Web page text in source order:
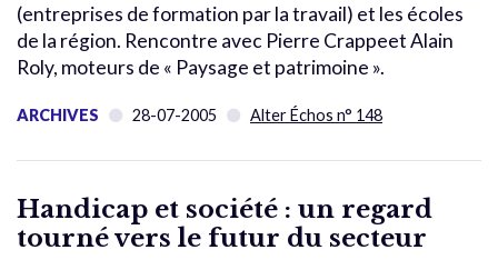
(entreprises de formation par la travail) et les écoles
de la région. Rencontre avec Pierre Crappeet Alain
Roly, moteurs de « Paysage et patrimoine ».
ARCHIVES 28-07-2005 Alter Échos n° 148
Handicap et société : un regard
tourné vers le futur du secteur